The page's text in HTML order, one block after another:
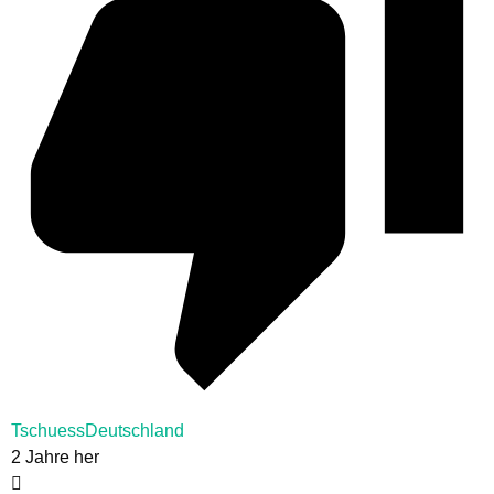
TschuessDeutschland
2 Jahre her